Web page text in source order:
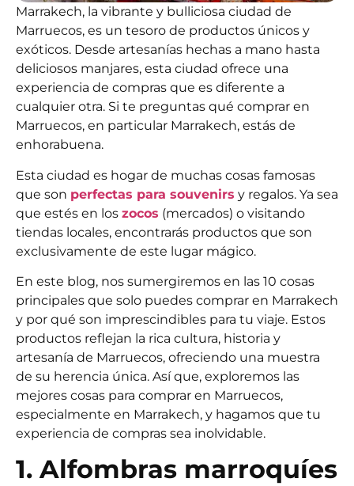
Marrakech, la vibrante y bulliciosa ciudad de
Marruecos, es un tesoro de productos únicos y
exóticos. Desde artesanías hechas a mano hasta
deliciosos manjares, esta ciudad ofrece una
experiencia de compras que es diferente a
cualquier otra. Si te preguntas qué comprar en
Marruecos, en particular Marrakech, estás de
enhorabuena.
Esta ciudad es hogar de muchas cosas famosas
que son perfectas para souvenirs y regalos. Ya sea
que estés en los zocos (mercados) o visitando
tiendas locales, encontrarás productos que son
exclusivamente de este lugar mágico.
En este blog, nos sumergiremos en las 10 cosas
principales que solo puedes comprar en Marrakech
y por qué son imprescindibles para tu viaje. Estos
productos reflejan la rica cultura, historia y
artesanía de Marruecos, ofreciendo una muestra
de su herencia única. Así que, exploremos las
mejores cosas para comprar en Marruecos,
especialmente en Marrakech, y hagamos que tu
experiencia de compras sea inolvidable.
1. Alfombras marroquíes